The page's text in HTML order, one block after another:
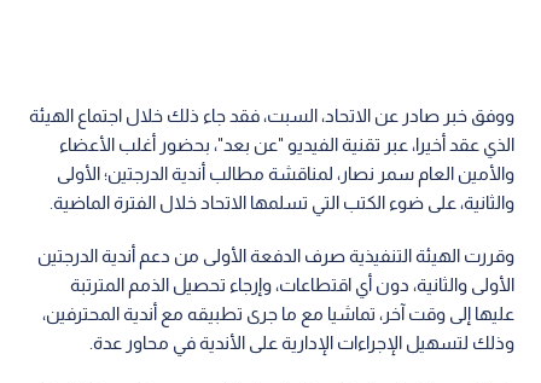
ووفق خبر صادر عن الاتحاد، السبت، فقد جاء ذلك خلال اجتماع الهيئة
الذي عقد أخيرا، عبر تقنية الفيديو "عن بعد"، بحضور أغلب الأعضاء
والأمين العام سمر نصار، لمناقشة مطالب أندية الدرجتين؛ الأولى
والثانية، على ضوء الكتب التي تسلمها الاتحاد خلال الفترة الماضية.
وقررت الهيئة التنفيذية صرف الدفعة الأولى من دعم أندية الدرجتين
الأولى والثانية، دون أي اقتطاعات، وإرجاء تحصيل الذمم المترتبة
عليها إلى وقت آخر، تماشيا مع ما جرى تطبيقه مع أندية المحترفين،
وذلك لتسهيل الإجراءات الإدارية على الأندية في محاور عدة.